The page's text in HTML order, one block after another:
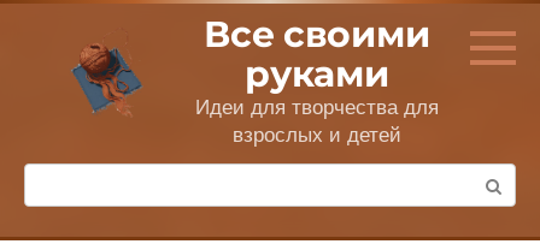
Перейти
контенту
Все своими
руками
Идеи для творчества для
взрослых и детей
Поиск: